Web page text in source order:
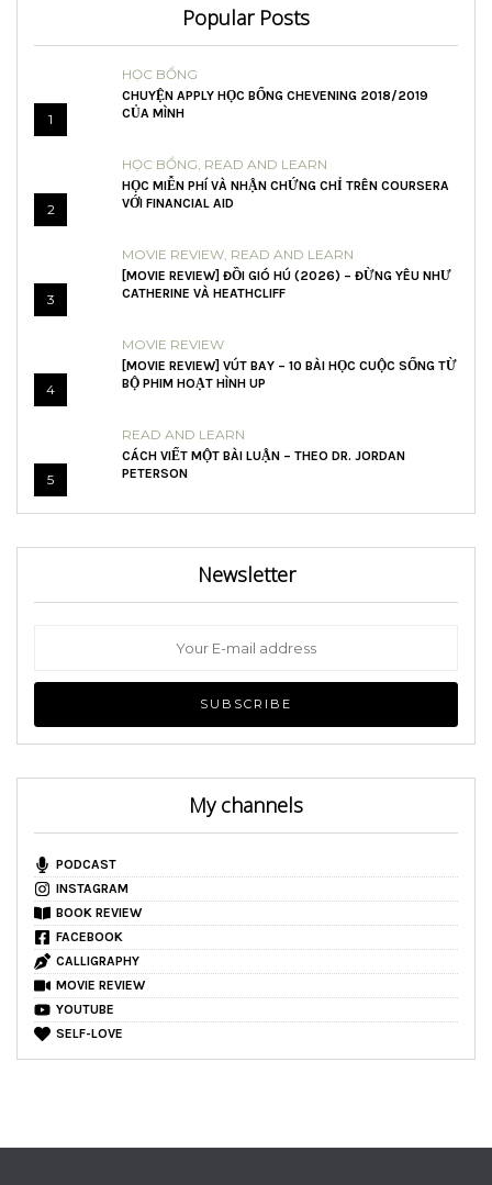
Popular Posts
1
HỌC BỔNG
CHUYỆN APPLY HỌC BỔNG CHEVENING 2018/2019
CỦA MÌNH
2
HỌC BỔNG, READ AND LEARN
HỌC MIỄN PHÍ VÀ NHẬN CHỨNG CHỈ TRÊN COURSERA
VỚI FINANCIAL AID
3
MOVIE REVIEW, READ AND LEARN
[MOVIE REVIEW] ĐỒI GIÓ HÚ (2026) – ĐỪNG YÊU NHƯ
CATHERINE VÀ HEATHCLIFF
4
MOVIE REVIEW
[MOVIE REVIEW] VÚT BAY – 10 BÀI HỌC CUỘC SỐNG TỪ
BỘ PHIM HOẠT HÌNH UP
5
READ AND LEARN
CÁCH VIẾT MỘT BÀI LUẬN – THEO DR. JORDAN
PETERSON
Newsletter
My channels
PODCAST
INSTAGRAM
BOOK REVIEW
FACEBOOK
CALLIGRAPHY
MOVIE REVIEW
YOUTUBE
SELF-LOVE